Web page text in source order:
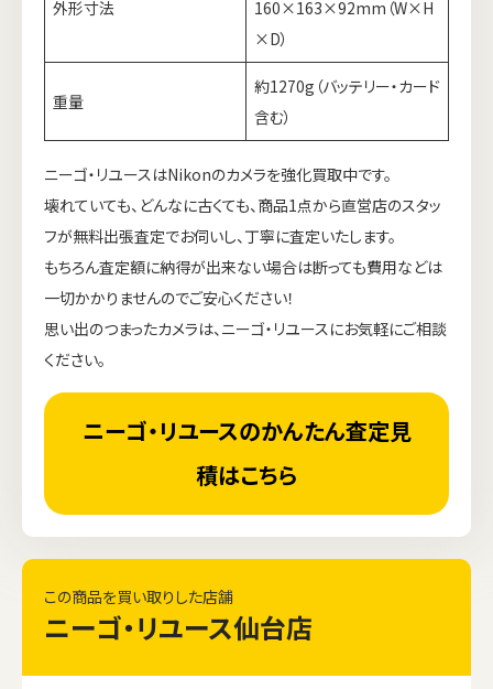
外形寸法
160×163×92mm（W×H
×D）
重量
約1270g（バッテリー・カード
含む）
ニーゴ・リユースはNikonのカメラを強化買取中です。
壊れていても、どんなに古くても、商品1点から直営店のスタッ
フが無料出張査定でお伺いし、丁寧に査定いたします。
もちろん査定額に納得が出来ない場合は断っても費用などは
一切かかりませんのでご安心ください！
思い出のつまったカメラは、ニーゴ・リユースにお気軽にご相談
ください。
ニーゴ・リユースのかんたん査定見
積はこちら
この商品を買い取りした店舗
ニーゴ・リユース仙台店